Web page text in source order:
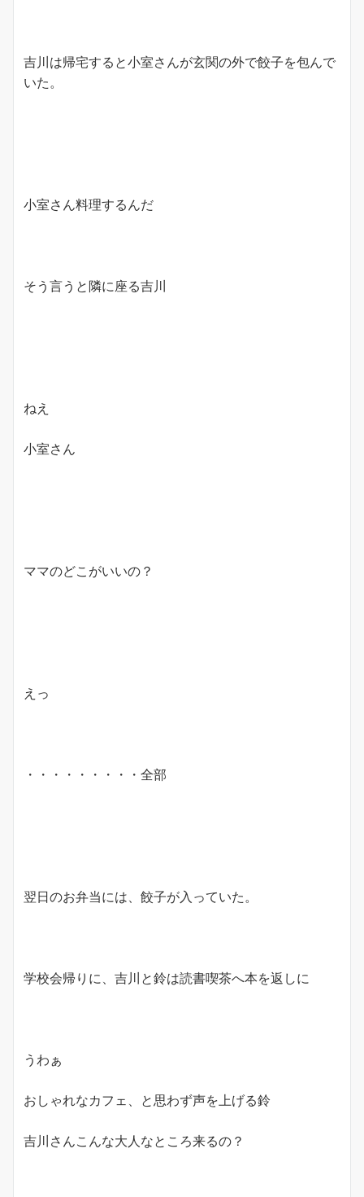
吉川は帰宅すると小室さんが玄関の外で餃子を包んで
いた。
小室さん料理するんだ
そう言うと隣に座る吉川
ねえ
小室さん
ママのどこがいいの？
えっ
・・・・・・・・・全部
翌日のお弁当には、餃子が入っていた。
学校会帰りに、吉川と鈴は読書喫茶へ本を返しに
うわぁ
おしゃれなカフェ、と思わず声を上げる鈴
吉川さんこんな大人なところ来るの？